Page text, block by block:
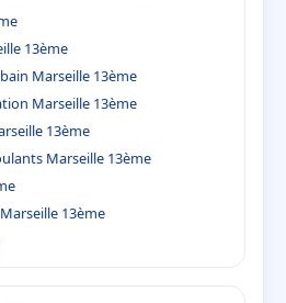
13ème
Marseille 13ème
Marseille 13ème
13ème
Marseille 13ème
13ème